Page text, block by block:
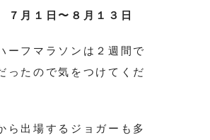
月１日〜８月１３日
ーフマラソンは２週間で
ったので気をつけてくだ
ら出場するジョガーも多